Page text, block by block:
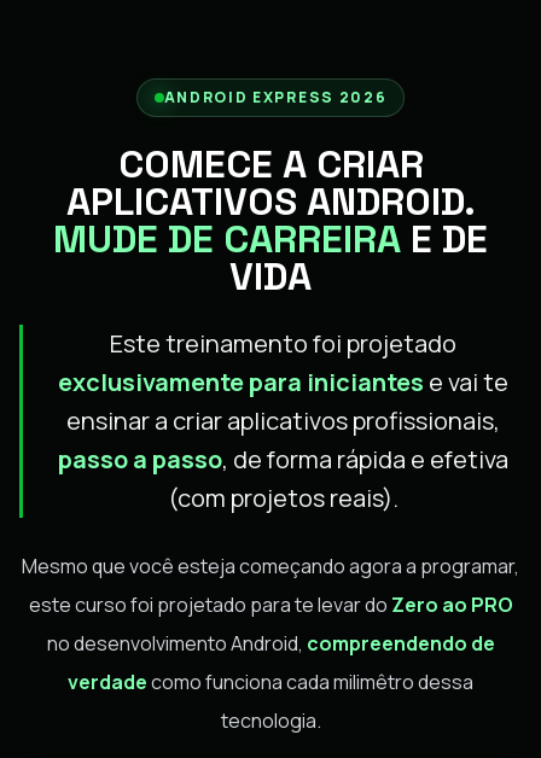
ANDROID EXPRESS 2026
COMECE A CRIAR
APLICATIVOS ANDROID.
MUDE DE CARREIRA E DE
VIDA
Este treinamento foi projetado
exclusivamente para iniciantes e vai te
ensinar a criar aplicativos profissionais,
passo a passo, de forma rápida e efetiva
(com projetos reais).
Mesmo que você esteja começando agora a programar,
este curso foi projetado para te levar do Zero ao PRO
no desenvolvimento Android, compreendendo de
verdadecomo funciona cada milimêtro dessa
tecnologia.